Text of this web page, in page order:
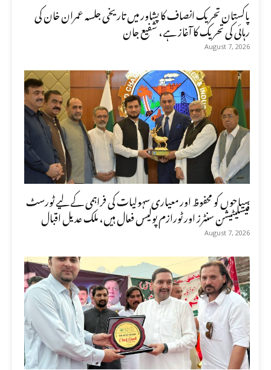
پاکستان تحریک انصاف کا پشاور میں تاریخی جلسہ عمران خان کی
رہائی کی تحریک کا آغاز ہے، شفیع جان
August 7, 2026
سیاحوں کو محفوظ اور معیاری سہولیات کی فراہمی کے لیے ٹورسٹ
فیسلیٹیشن سنٹرز اور ٹورازم پولیس فعال ہیں، ملک عدیل اقبال
August 7, 2026